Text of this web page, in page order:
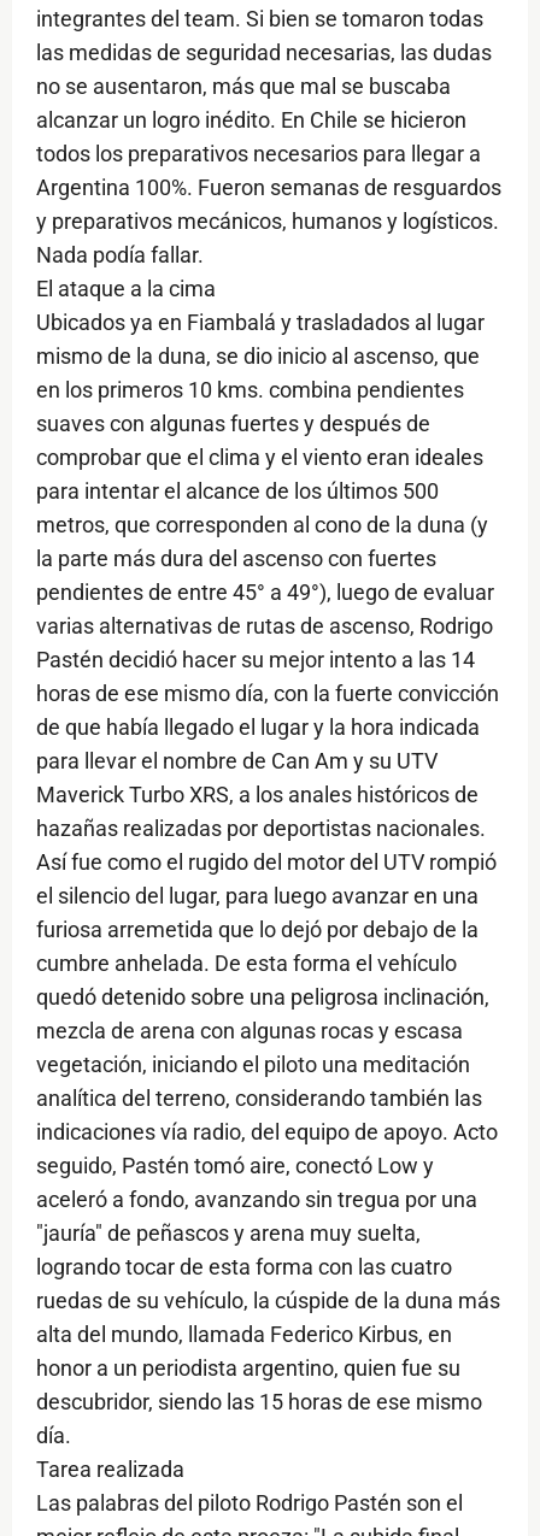
integrantes del team. Si bien se tomaron todas
las medidas de seguridad necesarias, las dudas
no se ausentaron, más que mal se buscaba
alcanzar un logro inédito. En Chile se hicieron
todos los preparativos necesarios para llegar a
Argentina 100%. Fueron semanas de resguardos
y preparativos mecánicos, humanos y logísticos.
Nada podía fallar.
El ataque a la cima
Ubicados ya en Fiambalá y trasladados al lugar
mismo de la duna, se dio inicio al ascenso, que
en los primeros 10 kms. combina pendientes
suaves con algunas fuertes y después de
comprobar que el clima y el viento eran ideales
para intentar el alcance de los últimos 500
metros, que corresponden al cono de la duna (y
la parte más dura del ascenso con fuertes
pendientes de entre 45° a 49°), luego de evaluar
varias alternativas de rutas de ascenso, Rodrigo
Pastén decidió hacer su mejor intento a las 14
horas de ese mismo día, con la fuerte convicción
de que había llegado el lugar y la hora indicada
para llevar el nombre de Can Am y su UTV
Maverick Turbo XRS, a los anales históricos de
hazañas realizadas por deportistas nacionales.
Así fue como el rugido del motor del UTV rompió
el silencio del lugar, para luego avanzar en una
furiosa arremetida que lo dejó por debajo de la
cumbre anhelada. De esta forma el vehículo
quedó detenido sobre una peligrosa inclinación,
mezcla de arena con algunas rocas y escasa
vegetación, iniciando el piloto una meditación
analítica del terreno, considerando también las
indicaciones vía radio, del equipo de apoyo. Acto
seguido, Pastén tomó aire, conectó Low y
aceleró a fondo, avanzando sin tregua por una
"jauría" de peñascos y arena muy suelta,
logrando tocar de esta forma con las cuatro
ruedas de su vehículo, la cúspide de la duna más
alta del mundo, llamada Federico Kirbus, en
honor a un periodista argentino, quien fue su
descubridor, siendo las 15 horas de ese mismo
día.
Tarea realizada
Las palabras del piloto Rodrigo Pastén son el